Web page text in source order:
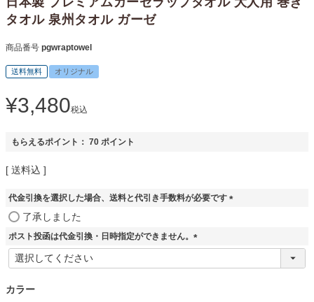
タオル 泉州タオル ガーゼ
商品番号 pgwraptowel
送料無料 オリジナル
¥3,480税込
もらえるポイント： 70 ポイント
送料込
代金引換を選択した場合、送料と代引き手数料が必要です
)
了承しました
ポスト投函は代金引換・日時指定ができません。
(
カラー